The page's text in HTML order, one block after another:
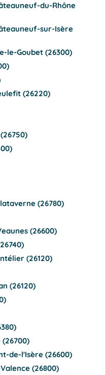
du-Rhône
sur-Isère
le-Goubet (26300)
(26220)
(26780)
(26600)
(26120)
(26120)
de-l'Isère (26600)
(26800)